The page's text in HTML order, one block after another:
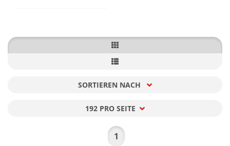
SORTIEREN NACH
192 PRO SEITE
1